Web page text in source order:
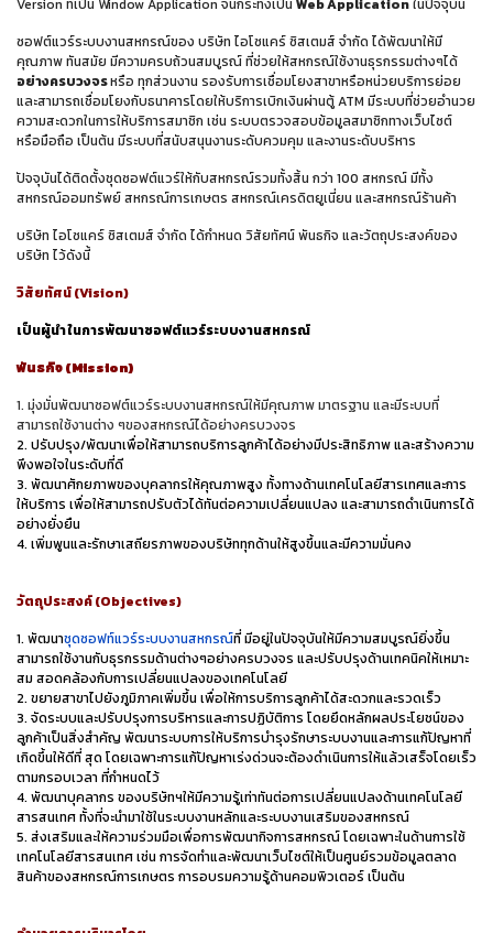
Version ที่เป็น Window Application จนกระทั่งเป็น Web Applicationในปัจจุบัน
ซอฟต์แวร์ระบบงานสหกรณ์ของ บริษัท ไอโซแคร์ ซิสเตมส์ จำกัด ได้พัฒนาให้มี
คุณภาพ ทันสมัย มีความครบถ้วนสมบูรณ์ ที่ช่วยให้สหกรณ์ใช้งานธุรกรรมต่างๆได้
อย่างครบวงจรหรือ ทุกส่วนงาน รองรับการเชื่อมโยงสาขาหรือหน่วยบริการย่อย
และสามารถเชื่อมโยงกับธนาคารโดยให้บริการเบิกเงินผ่านตู้ ATM มีระบบที่ช่วยอำนวย
ความสะดวกในการให้บริการสมาชิก เช่น ระบบตรวจสอบข้อมูลสมาชิกทางเว็บไซต์
หรือมือถือ เป็นต้น มีระบบที่สนับสนุนงานระดับควมคุม และงานระดับบริหาร
ปัจจุบันได้ติดตั้งชุดซอฟต์แวร์ให้กับสหกรณ์รวมทั้งสิ้น กว่า 100 สหกรณ์ มีทั้ง
สหกรณ์ออมทรัพย์ สหกรณ์การเกษตร สหกรณ์เครดิตยูเนี่ยน และสหกรณ์ร้านค้า
บริษัท ไอโซแคร์ ซิสเตมส์ จำกัด ได้กำหนด วิสัยทัศน์ พันธกิจ และวัตถุประสงค์ของ
บริษัท ไว้ดังนี้
วิสัยทัศน์ (Vision)
เป็นผู้นำ ในการพัฒนาซอฟต์แวร์ระบบงานสหกรณ์
พันธกิจ (Mission)
1. มุ่งมั่นพัฒนาซอฟต์แวร์ระบบงานสหกรณ์ให้มีคุณภาพ มาตรฐาน และมีระบบที่
สามารถใช้งานต่าง ๆของสหกรณ์ได้อย่างครบวงจร
2. ปรับปรุง/พัฒนาเพื่อให้สามารถบริการลูกค้าได้อย่างมีประสิทธิภาพ และสร้างความ
พึงพอใจในระดับที่ดี
3. พัฒนาศักยภาพของบุคลากรให้คุณภาพสูง ทั้งทางด้านเทคโนโลยีสารเทศและการ
ให้บริการ เพื่อให้สามารถปรับตัวได้ทันต่อความเปลี่ยนแปลง และสามารถดำเนินการได้
อย่างยั่งยืน
4. เพิ่มพูนและรักษาเสถียรภาพของบริษัททุกด้านให้สูงขึ้นและมีความมั่นคง
วัตถุประสงค์ (Objectives)
1. พัฒนาชุดซอฟท์แวร์ระบบงานสหกรณ์ที่ มีอยู่ในปัจจุบันให้มีความสมบูรณ์ยิ่งขึ้น
สามารถใช้งานกับธุรกรรมด้านต่างๆอย่างครบวงจร และปรับปรุงด้านเทคนิคให้เหมาะ
สม สอดคล้องกับการเปลี่ยนแปลงของเทคโนโลยี
2. ขยายสาขาไปยังภูมิภาคเพิ่มขึ้น เพื่อให้การบริการลูกค้าได้สะดวกและรวดเร็ว
3. จัดระบบและปรับปรุงการบริหารและการปฏิบัติการ โดยยึดหลักผลประโยชน์ของ
ลูกค้าเป็นสิ่งสำคัญ พัฒนาระบบการให้บริการบำรุงรักษาระบบงานและการแก้ปัญหาที่
เกิดขึ้นให้ดีที่ สุด โดยเฉพาะการแก้ปัญหาเร่งด่วนจะต้องดำเนินการให้แล้วเสร็จโดยเร็ว
ตามกรอบเวลา ที่กำหนดไว้
4. พัฒนาบุคลากร ของบริษัทฯให้มีความรู้เท่าทันต่อการเปลี่ยนแปลงด้านเทคโนโลยี
สารสนเทศ ทั้งที่จะนำมาใช้ในระบบงานหลักและระบบงานเสริมของสหกรณ์
5. ส่งเสริมและให้ความร่วมมือเพื่อการพัฒนากิจการสหกรณ์ โดยเฉพาะในด้านการใช้
เทคโนโลยีสารสนเทศ เช่น การจัดทำและพัฒนาเว็บไซต์ให้เป็นศูนย์รวมข้อมูลตลาด
สินค้าของสหกรณ์การเกษตร การอบรมความรู้ด้านคอมพิวเตอร์ เป็นต้น